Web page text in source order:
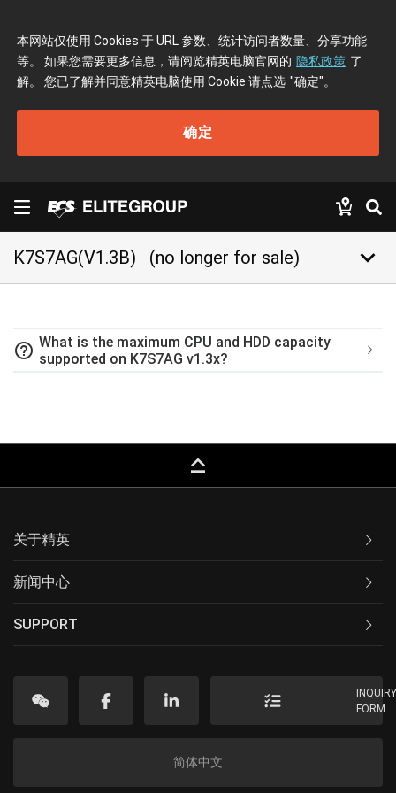
本网站仅使用 Cookies 于 URL 参数、统计访问者数量、分享功能
等。 如果您需要更多信息，请阅览精英电脑官网的 隐私政策 了
解。 您已了解并同意精英电脑使用 Cookie 请点选 "确定"。
确定
K7S7AG(V1.3B) (no longer for sale) keyboard_arrow_down
help_outline What is the maximum CPU and HDD capacity
supported on K7S7AG v1.3x?
keyboard_capslock
关于精英
新闻中心
SUPPORT
FORM
简体中文